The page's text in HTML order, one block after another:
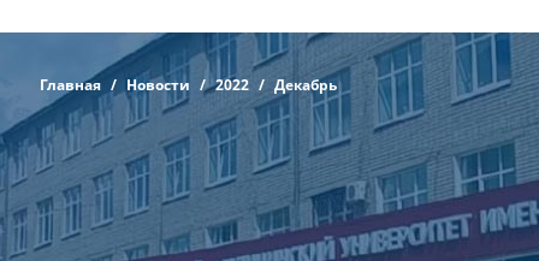
Главная Новости 2022 Декабрь